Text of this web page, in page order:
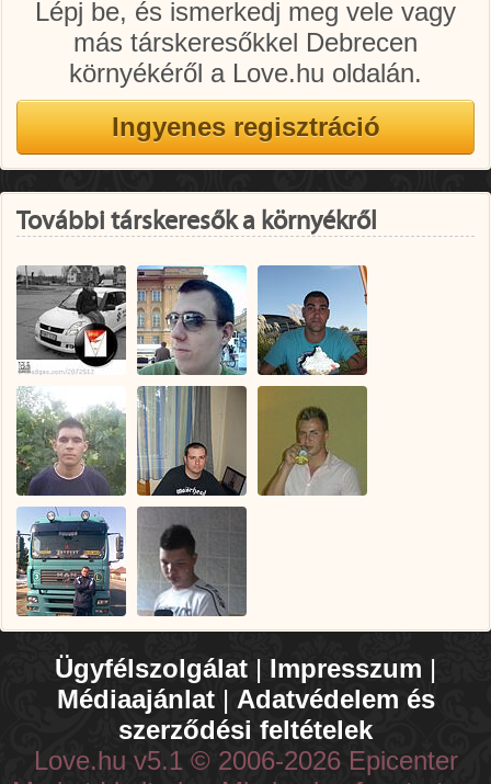
Lépj be, és ismerkedj meg vele vagy
más társkeresőkkel Debrecen
környékéről a Love.hu oldalán.
További társkeresők a környékről
Ügyfélszolgálat | Impresszum |
Médiaajánlat| Adatvédelem és
szerződési feltételek
Love.hu v5.1 © 2006-2026 Epicenter